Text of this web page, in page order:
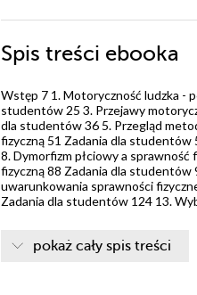
Spis treści ebooka
Wstęp 7 1. Motoryczność ludzka -
studentów 25 3. Przejawy
dla studentów 36 5. Przegląd
fizyczną 51 Zadania dla studentów
8. Dymorfizm płciowy a
fizyczną 88 Zadania dla
uwarunkowania sprawności
Zadania dla studentów 124 13.
pokaż cały spis treści